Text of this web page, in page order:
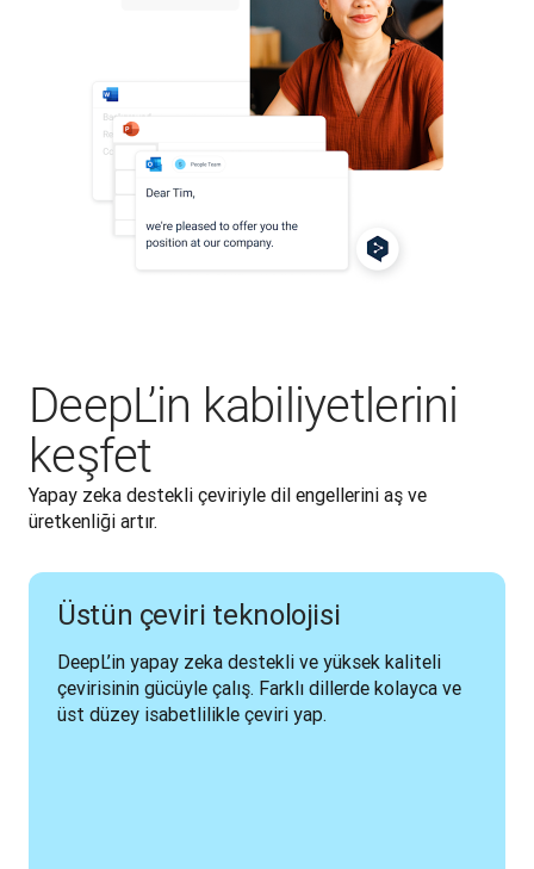
DeepL’in kabiliyetlerini
keşfet
Yapay zeka destekli çeviriyle dil engellerini aş ve
üretkenliği artır.
Üstün çeviri teknolojisi
DeepL’in yapay zeka destekli ve yüksek kaliteli
çevirisinin gücüyle çalış. Farklı dillerde kolayca ve
üst düzey isabetlilikle çeviri yap.